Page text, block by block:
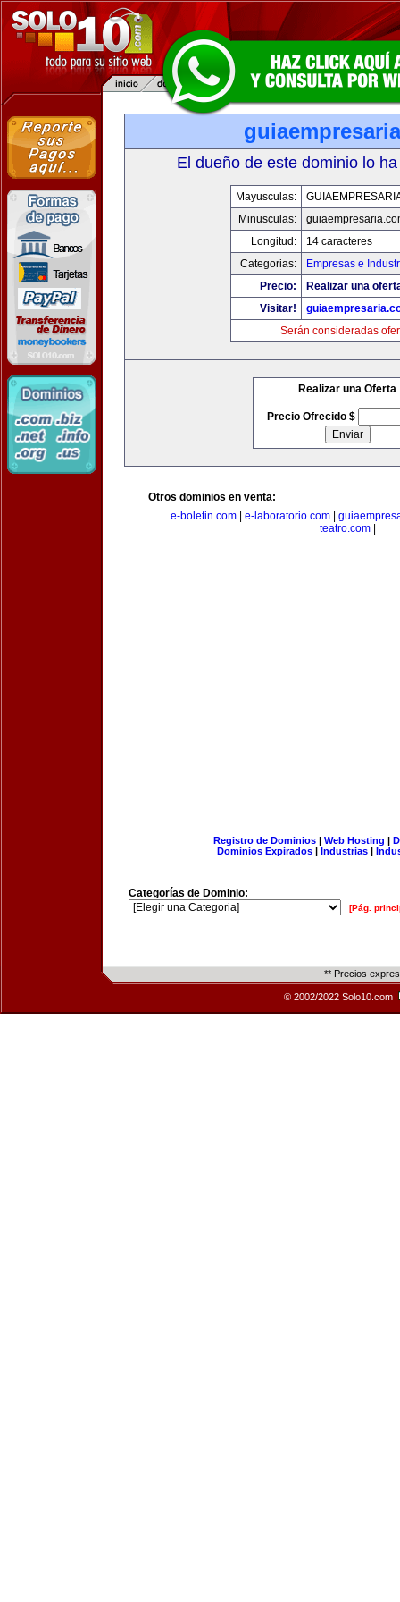
El dueño de este dominio lo
Mayusculas:
Minusculas:
Longitud:
14 caracteres
Categorias:
Empresas e
Precio:
Realizar una
Visitar!
Serán consideradas
Realizar una Oferta
Precio Ofrecido $
Otros dominios en venta:
e-boletin.com
e-laboratorio.com
teatro.com|
Registro de Dominios| Web Hosting |
Dominios Expirados | Industrias |
Categorías de Dominio:
[Pág.
** Precios
© 2002/2022 Solo10.com